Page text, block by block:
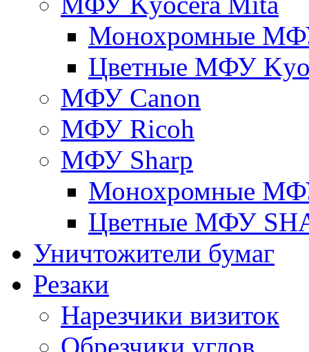
Монохромные
Цветные МФУ
МФУ Canon
МФУ Ricoh
МФУ Sharp
Монохромные
Цветные МФУ
Уничтожители бумаг
Резаки
Нарезчики визиток